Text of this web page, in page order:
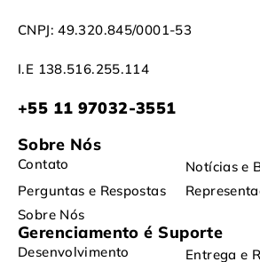
CNPJ: 49.320.845/0001-53
I.E 138.516.255.114
+55 11 97032-3551
Sobre Nós
Contato
Notícias e
Perguntas e Respostas
Sobre Nós
Gerenciamento é Suporte
Desenvolvimento Entrega e